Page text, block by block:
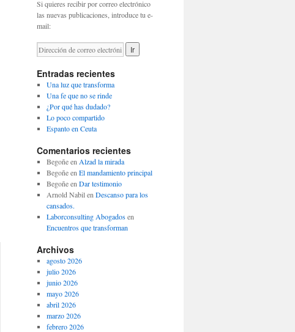
Si quieres recibir por correo electrónico
las nuevas publicaciones, introduce tu e-
mail:
Entradas recientes
Una luz que transforma
Una fe que no se rinde
¿Por qué has dudado?
Lo poco compartido
Espanto en Ceuta
Comentarios recientes
Begoñeen Alzad la mirada
Begoñeen El mandamiento principal
Begoñeen Dar testimonio
Arnold Nabilen Descanso para los
cansados.
Laborconsulting Abogadosen
Encuentros que transforman
Archivos
agosto 2026
julio 2026
junio 2026
mayo 2026
abril 2026
marzo 2026
febrero 2026